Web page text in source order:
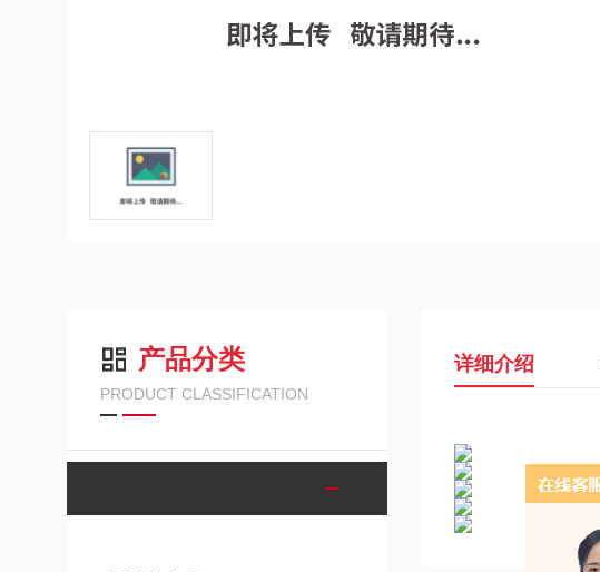
产品分类
PRODUCT CLASSIFICATION
详细介绍